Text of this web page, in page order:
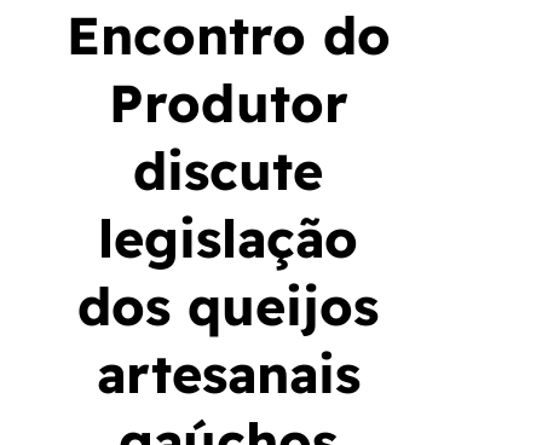
Encontro do
Produtor
discute
legislação
dos queijos
artesanais